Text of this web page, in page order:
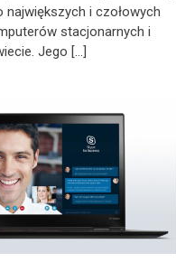
największych i czołowych
stacjonarnych i
Jego […]